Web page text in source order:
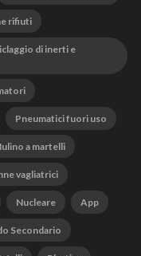
rifiuti
di inerti e
Pneumatici fuori uso
a martelli
vagliatrici
Nucleare App
Secondario